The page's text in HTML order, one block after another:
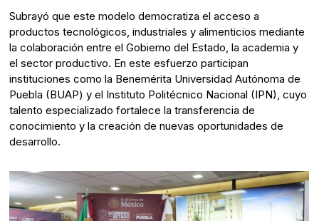
Subrayó que este modelo democratiza el acceso a
productos tecnológicos, industriales y alimenticios mediante
la colaboración entre el Gobierno del Estado, la academia y
el sector productivo. En este esfuerzo participan
instituciones como la Benemérita Universidad Autónoma de
Puebla (BUAP) y el Instituto Politécnico Nacional (IPN), cuyo
talento especializado fortalece la transferencia de
conocimiento y la creación de nuevas oportunidades de
desarrollo.